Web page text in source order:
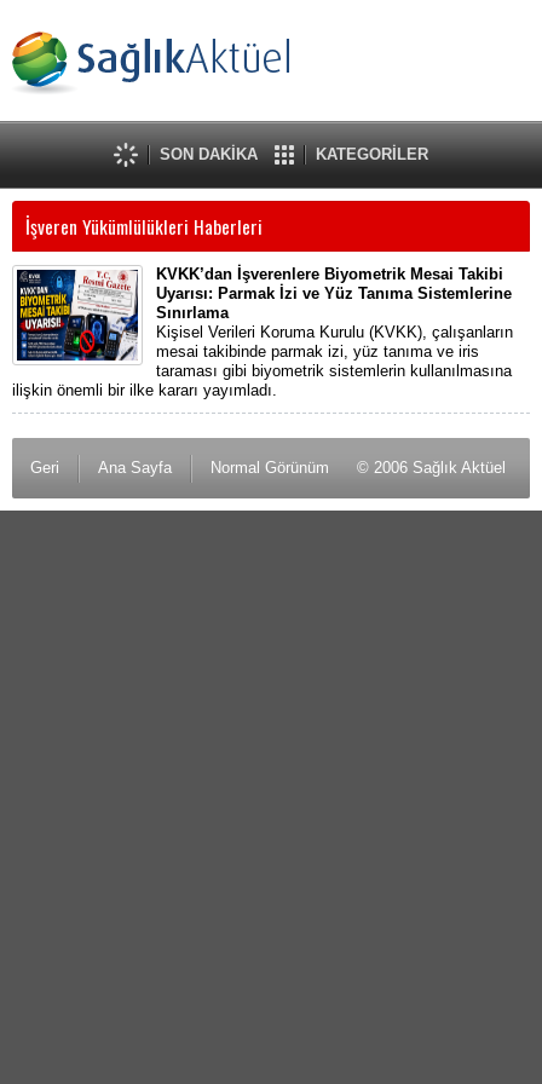
SON DAKİKA KATEGORİLER
İşveren Yükümlülükleri Haberleri
KVKK’dan İşverenlere Biyometrik Mesai Takibi
Uyarısı: Parmak İzi ve Yüz Tanıma Sistemlerine
Sınırlama
Kişisel Verileri Koruma Kurulu (KVKK), çalışanların
mesai takibinde parmak izi, yüz tanıma ve iris
taraması gibi biyometrik sistemlerin kullanılmasına
ilişkin önemli bir ilke kararı yayımladı.
Geri Ana Sayfa Normal Görünüm © 2006 Sağlık Aktüel